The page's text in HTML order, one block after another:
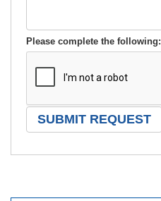
Please complete the following: